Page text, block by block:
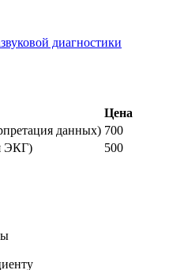
диагностики
Цена
данных) 700
ЭКГ) 500